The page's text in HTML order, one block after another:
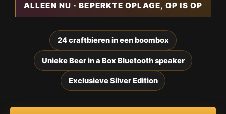
ALLEEN NU · BEPERKTE OPLAGE, OP IS OP
24 craftbieren in een boombox
Unieke Beer in a Box Bluetooth speaker
Exclusieve Silver Edition